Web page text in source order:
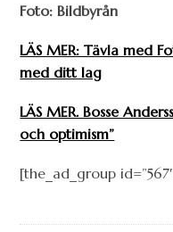
Foto: Bildbyrån
LÄS MER: Tävla med
med ditt lag
LÄS MER. Bosse
och optimism”
[the_ad_group